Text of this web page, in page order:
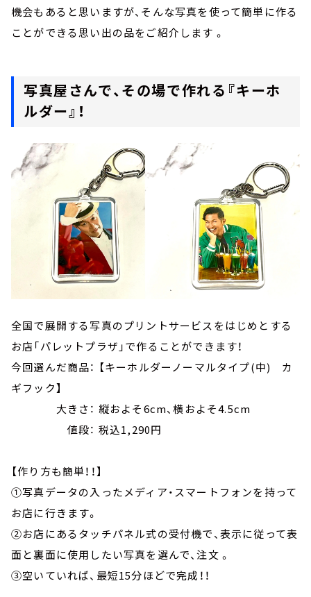
機会もあると思いますが、そんな写真を使って簡単に作る
ことができる思い出の品をご紹介します 。
写真屋さんで、その場で作れる『キーホ
ルダー』！
全国で展開する写真のプリントサービスをはじめとする
お店「パレットプラザ」で作ることができます！
今回選んだ商品： 【キーホルダーノーマルタイプ(中) カ
ギフック】
大きさ： 縦およそ6cm、横およそ4.5cm
値段： 税込1,290円
【作り方も簡単！！】
①写真データの入ったメディア・スマートフォンを持って
お店に行きます。
②お店にあるタッチパネル式の受付機で、表示に従って表
面と裏面に使用したい写真を選んで、注文 。
③空いていれば、最短15分ほどで完成！！